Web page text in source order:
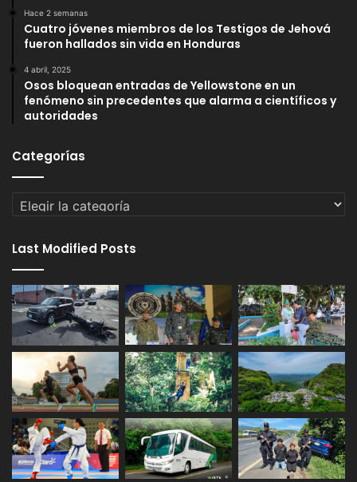
Hace 2 semanas
Cuatro jóvenes miembros de los Testigos de Jehová
fueron hallados sin vida en Honduras
4 abril, 2025
Osos bloquean entradas de Yellowstone en un
fenómeno sin precedentes que alarma a científicos y
autoridades
Categorías
Categorías
Last Modified Posts